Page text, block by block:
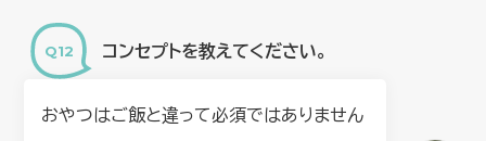
コンセプトを教えてください。
おやつはご飯と違って必須ではありません